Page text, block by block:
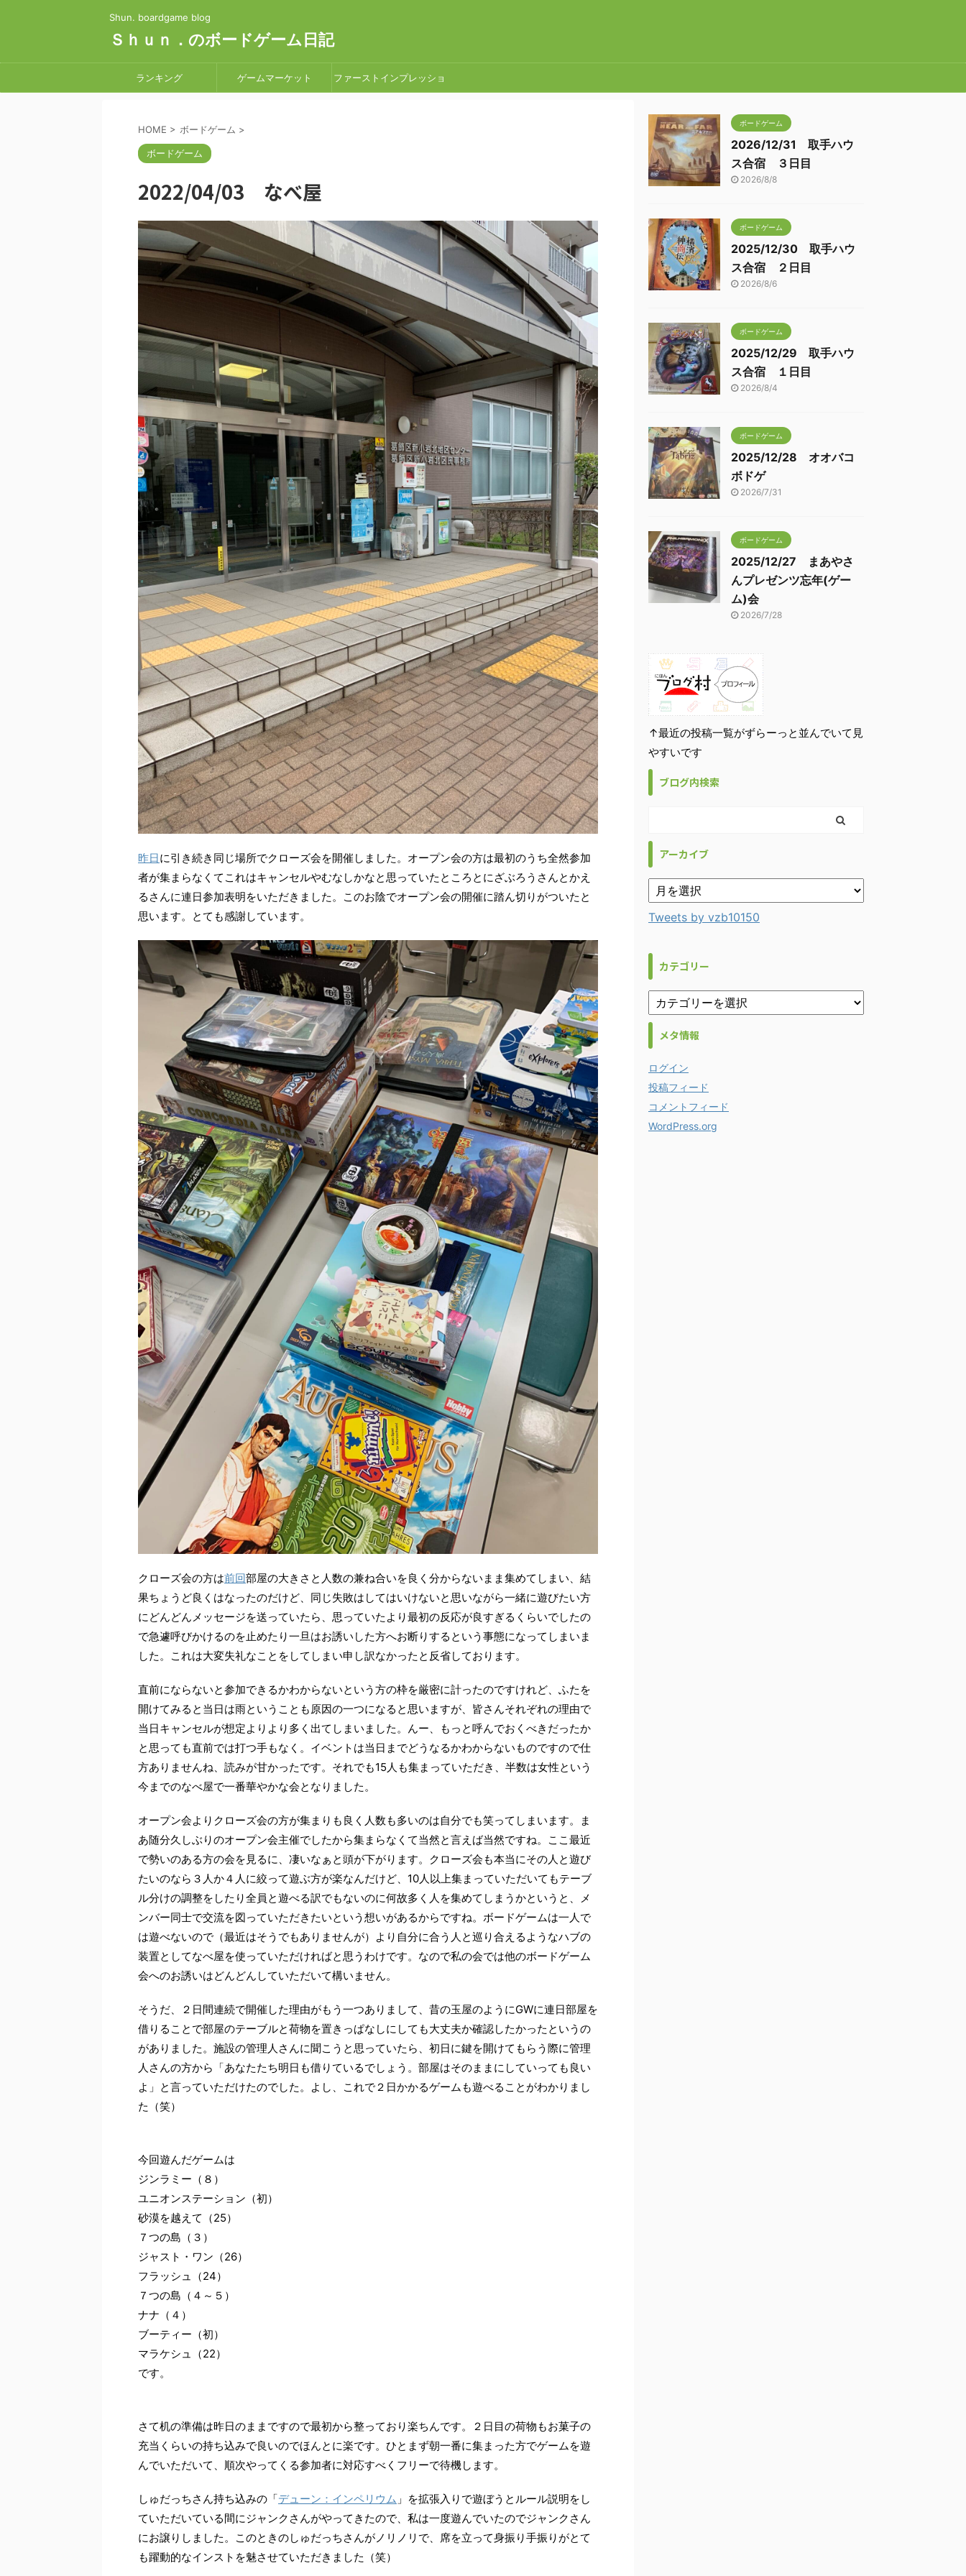
Shun. boardgame blog
Ｓｈｕｎ．のボードゲーム日記
ランキング ゲームマーケット ファーストインプレッショ
HOME > ボードゲーム >
ボードゲーム
2022/04/03 なべ屋
昨日に引き続き同じ場所でクローズ会を開催しました。オープン会の方は最初のうち全然参加
者が集まらなくてこれはキャンセルやむなしかなと思っていたところとにざぶろうさんとかえ
るさんに連日参加表明をいただきました。このお陰でオープン会の開催に踏ん切りがついたと
思います。とても感謝しています。
クローズ会の方は前回部屋の大きさと人数の兼ね合いを良く分からないまま集めてしまい、結
果ちょうど良くはなったのだけど、同じ失敗はしてはいけないと思いながら一緒に遊びたい方
にどんどんメッセージを送っていたら、思っていたより最初の反応が良すぎるくらいでしたの
で急遽呼びかけるのを止めたり一旦はお誘いした方へお断りするという事態になってしまいま
した。これは大変失礼なことをしてしまい申し訳なかったと反省しております。
直前にならないと参加できるかわからないという方の枠を厳密に計ったのですけれど、ふたを
開けてみると当日は雨ということも原因の一つになると思いますが、皆さんそれぞれの理由で
当日キャンセルが想定よりより多く出てしまいました。んー、もっと呼んでおくべきだったか
と思っても直前では打つ手もなく。イベントは当日までどうなるかわからないものですので仕
方ありませんね、読みが甘かったです。それでも15人も集まっていただき、半数は女性という
今までのなべ屋で一番華やかな会となりました。
オープン会よりクローズ会の方が集まりも良く人数も多いのは自分でも笑ってしまいます。ま
あ随分久しぶりのオープン会主催でしたから集まらなくて当然と言えば当然ですね。ここ最近
で勢いのある方の会を見るに、凄いなぁと頭が下がります。クローズ会も本当にその人と遊び
たいのなら３人か４人に絞って遊ぶ方が楽なんだけど、10人以上集まっていただいてもテーブ
ル分けの調整をしたり全員と遊べる訳でもないのに何故多く人を集めてしまうかというと、メ
ンバー同士で交流を図っていただきたいという想いがあるからですね。ボードゲームは一人で
は遊べないので（最近はそうでもありませんが）より自分に合う人と巡り合えるようなハブの
装置としてなべ屋を使っていただければと思うわけです。なので私の会では他のボードゲーム
会へのお誘いはどんどんしていただいて構いません。
そうだ、２日間連続で開催した理由がもう一つありまして、昔の玉屋のようにGWに連日部屋を
借りることで部屋のテーブルと荷物を置きっぱなしにしても大丈夫か確認したかったというの
がありました。施設の管理人さんに聞こうと思っていたら、初日に鍵を開けてもらう際に管理
人さんの方から「あなたたち明日も借りているでしょう。部屋はそのままにしていっても良い
よ」と言っていただけたのでした。よし、これで２日かかるゲームも遊べることがわかりまし
た（笑）
今回遊んだゲームは
ジンラミー（８）
ユニオンステーション（初）
砂漠を越えて（25）
７つの島（３）
ジャスト・ワン（26）
フラッシュ（24）
７つの島（４～５）
ナナ（４）
ブーティー（初）
マラケシュ（22）
です。
さて机の準備は昨日のままですので最初から整っており楽ちんです。２日目の荷物もお菓子の
充当くらいの持ち込みで良いのでほんとに楽です。ひとまず朝一番に集まった方でゲームを遊
んでいただいて、順次やってくる参加者に対応すべくフリーで待機します。
しゅだっちさん持ち込みの「デューン：インペリウム 」を拡張入りで遊ぼうとルール説明をし
ていただいている間にジャンクさんがやってきたので、私は一度遊んでいたのでジャンクさん
にお譲りしました。このときのしゅだっちさんがノリノリで、席を立って身振り手振りがとて
も躍動的なインストを魅させていただきました（笑）
ボードゲーム
2026/12/31 取手ハウ
ス合宿 ３日目
2026/8/8
ボードゲーム
2025/12/30 取手ハウ
ス合宿 ２日目
2026/8/6
ボードゲーム
2025/12/29 取手ハウ
ス合宿 １日目
2026/8/4
ボードゲーム
2025/12/28 オオバコ
ボドゲ
2026/7/31
ボードゲーム
2025/12/27 まあやさ
んプレゼンツ忘年(ゲー
ム)会
2026/7/28
↑最近の投稿一覧がずらーっと並んでいて見
やすいです
ブログ内検索
アーカイブ
Tweets by vzb10150
カテゴリー
メタ情報
ログイン
投稿フィード
コメントフィード
WordPress.org